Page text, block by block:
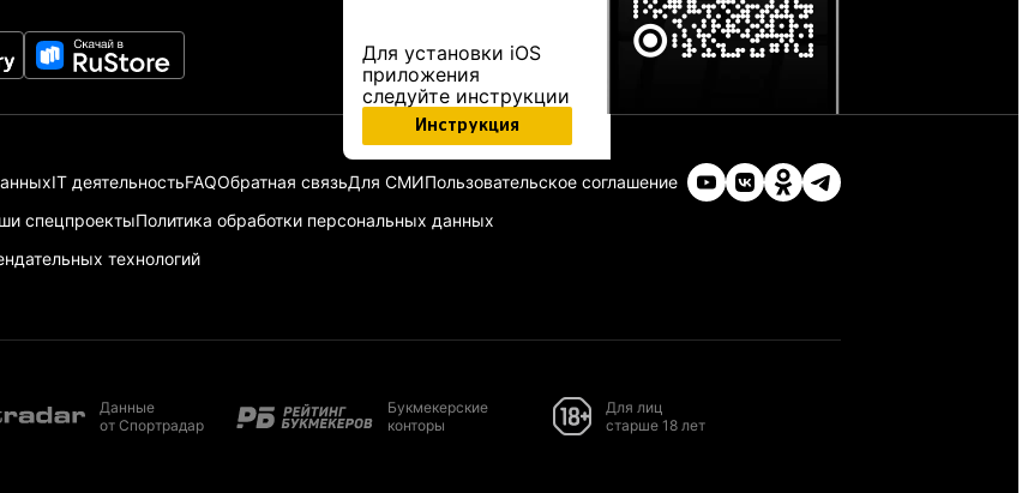
Для установки iOS
приложения
следуйте инструкции
Инструкция
IT деятельностьFAQОбратная связьДля СМИПользовательское соглашение
спецпроектыПолитика обработки персональных данных
технологий
Данные
от Спортрадар
Букмекерские
конторы
Для лиц
старше 18 лет